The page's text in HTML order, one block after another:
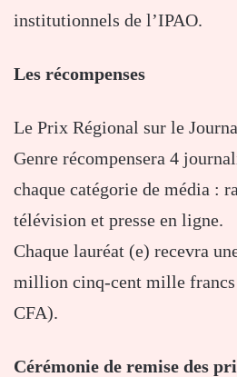
institutionnels de l’IPAO.
Les récompenses
Le Prix Régional sur le
Genre récompensera 4
chaque catégorie de média :
télévision et presse en ligne.
Chaque lauréat (e) recevra
million cinq-cent mille francs
CFA).
Cérémonie de remise des